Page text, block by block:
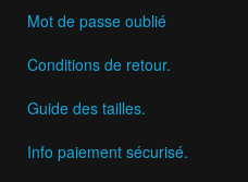
Mot de passe oublié
Conditions de retour.
Guide des tailles.
Info paiement sécurisé.